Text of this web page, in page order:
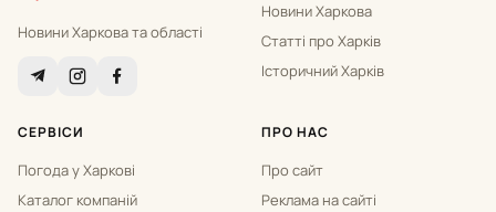
Новини Харкова та області
Новини Харкова
Статті про Харків
Історичний Харків
СЕРВІСИ
Погода у Харкові
Каталог компаній
ПРО НАС
Про сайт
Реклама на сайті